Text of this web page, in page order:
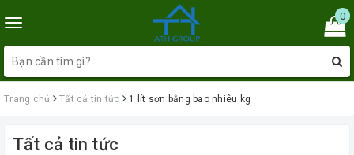
Toggle
navigation
0
Trang chủ Tất cả tin tức 1 lít sơn bằng bao nhiêu kg
Tất cả tin tức